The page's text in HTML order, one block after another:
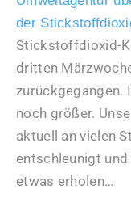
der
Stickstoffdioxid-
dritten
zurückgegangen.
noch größer.
aktuell an vielen
entschleunigt
etwas erholen…